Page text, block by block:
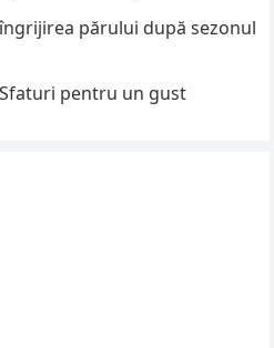
părului după sezonul
pentru un gust